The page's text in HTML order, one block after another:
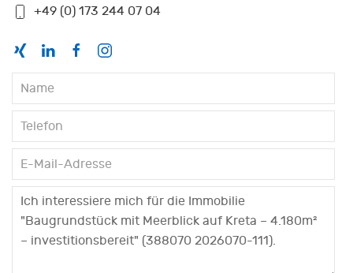
+49 (0) 173 244 07 04